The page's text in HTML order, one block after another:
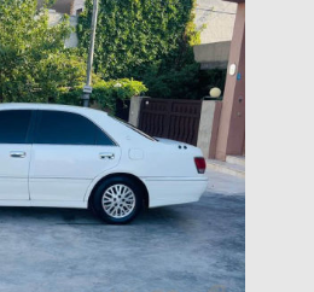
دیاریکراوەکانم
دوا بینراوەکان
چات
دەربارە